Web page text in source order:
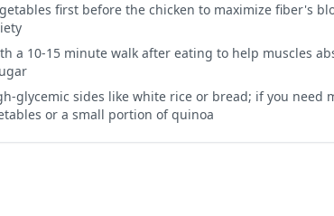
first before the chicken to maximize fiber's
a 10-15 minute walk after eating to help muscles
glycemic sides like white rice or bread; if you need
or a small portion of quinoa